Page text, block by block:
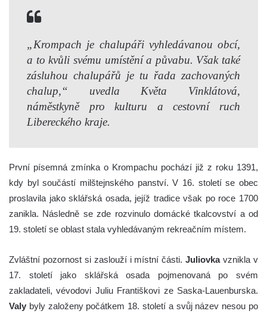
„Krompach je chalupáři vyhledávanou obcí,
a to kvůli svému umístění a půvabu. Však také
zásluhou chalupářů je tu řada zachovaných
chalup,“ uvedla Květa Vinklátová,
náměstkyně pro kulturu a cestovní ruch
Libereckého kraje.
První písemná zmínka o Krompachu pochází již z roku 1391,
kdy byl součástí milštejnského panství. V 16. století se obec
proslavila jako sklářská osada, jejíž tradice však po roce 1700
zanikla. Následně se zde rozvinulo domácké tkalcovství a od
19. století se oblast stala vyhledávaným rekreačním místem.
Zvláštní pozornost si zaslouží i místní části.Juliovkavznikla v
17. století jako sklářská osada pojmenovaná po svém
zakladateli, vévodovi Juliu Františkovi ze Saska-Lauenburska.
Valy byly založeny počátkem 18. století a svůj název nesou po